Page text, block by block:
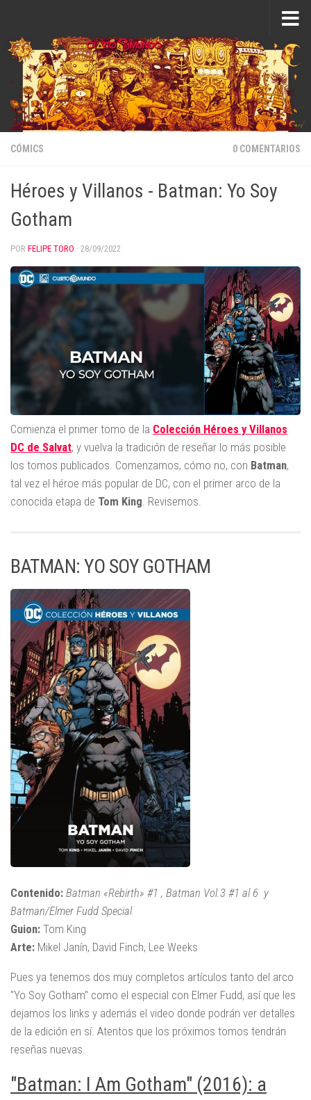
CÓMICS 0 COMENTARIOS
Héroes y Villanos - Batman: Yo Soy
Gotham
POR FELIPE TORO · 28/09/2022
Comienza el primer tomo de la Colección Héroes y Villanos
DC de Salvat, y vuelva la tradición de reseñar lo más posible
los tomos publicados. Comenzamos, cómo no, con Batman,
tal vez el héroe más popular de DC, con el primer arco de la
conocida etapa de Tom King. Revisemos.
BATMAN: YO SOY GOTHAM
Contenido: Batman «Rebirth» #1 , Batman Vol.3 #1 al 6 y
Batman/Elmer Fudd Special
Guion: Tom King
Arte: Mikel Janín, David Finch, Lee Weeks
Pues ya tenemos dos muy completos artículos tanto del arco
"Yo Soy Gotham" como el especial con Elmer Fudd, así que les
dejamos los links y además el video donde podrán ver detalles
de la edición en sí. Atentos que los próximos tomos tendrán
reseñas nuevas.
"Batman: I Am Gotham" (2016): a